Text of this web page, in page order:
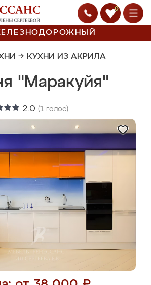
0
→ КУХНИ ИЗ АКРИЛА
"Маракуйя"
2.0 (1 голос)